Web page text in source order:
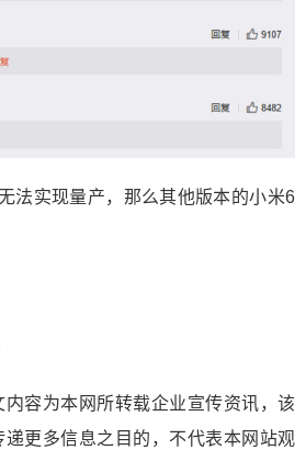
法实现量产，那么其他版本的小米6
内容为本网所转载企业宣传资讯，该
更多信息之目的，不代表本网站观